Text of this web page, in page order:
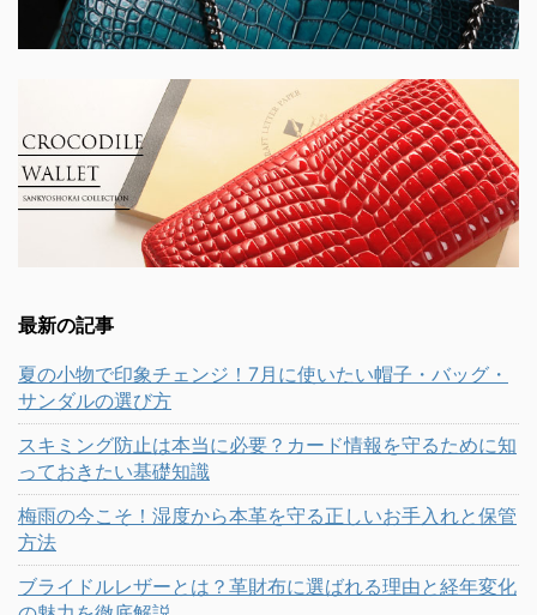
最新の記事
夏の小物で印象チェンジ！7月に使いたい帽子・バッグ・
サンダルの選び方
スキミング防止は本当に必要？カード情報を守るために知
っておきたい基礎知識
梅雨の今こそ！湿度から本革を守る正しいお手入れと保管
方法
ブライドルレザーとは？革財布に選ばれる理由と経年変化